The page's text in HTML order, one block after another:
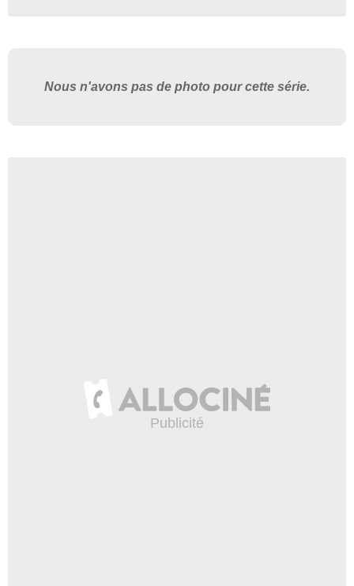
Nous n'avons pas de photo pour cette série.